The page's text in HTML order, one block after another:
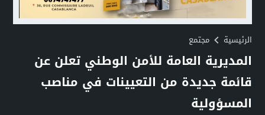
الرئيسية مجتمع
المديرية العامة للأمن الوطني تعلن عن
قائمة جديدة من التعيينات في مناصب
المسؤولية